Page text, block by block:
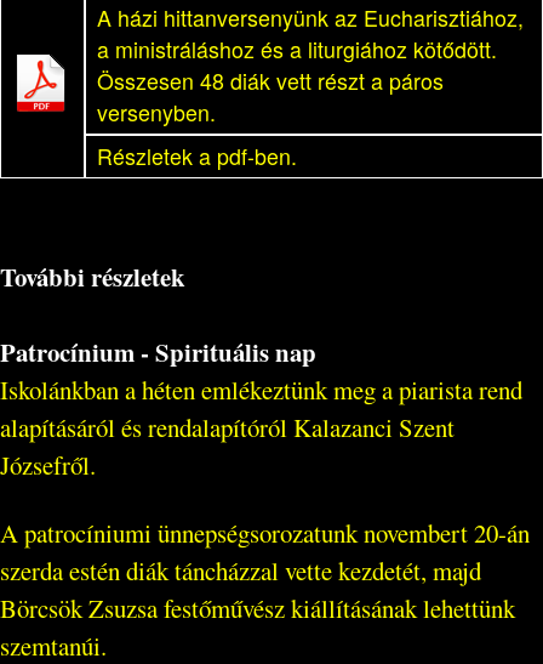
A házi hittanversenyünk az Eucharisztiához,
a ministráláshoz és a liturgiához kötődött.
Összesen 48 diák vett részt a páros
versenyben.
Részletek a pdf-ben.
További részletek
Patrocínium - Spirituális nap
Iskolánkban a héten emlékeztünk meg a piarista rend
alapításáról és rendalapítóról Kalazanci Szent
Józsefről.
A patrocíniumi ünnepségsorozatunk novembert 20-án
szerda estén diák táncházzal vette kezdetét, majd
Börcsök Zsuzsa festőművész kiállításának lehettünk
szemtanúi.